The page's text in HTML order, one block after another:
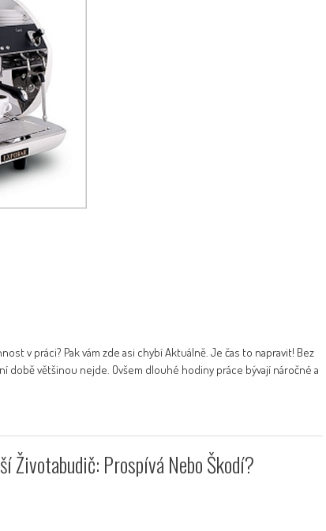
v práci? Pak vám zde asi chybí Aktuálně. Je čas to napravit! Bez
většinou nejde. Ovšem dlouhé hodiny práce bývají náročné a
Životabudič: Prospívá Nebo Škodí?